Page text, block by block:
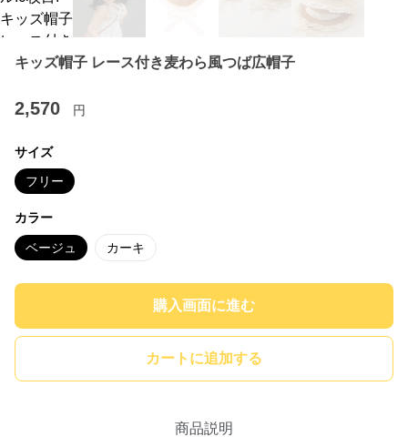
キッズ帽子 レース付き麦わら風つば広帽子
2,570 円
サイズ
フリー
カラー
ベージュ カーキ
購入画面に進む
カートに追加する
商品説明